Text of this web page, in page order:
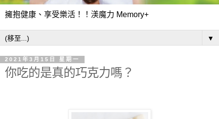
擁抱健康、享受樂活！！渼魔力 Memory+
▼
2021年3月15日 星期一
你吃的是真的巧克力嗎？